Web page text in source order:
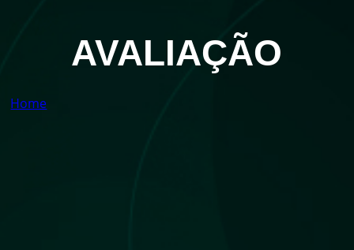
AVALIAÇÃO
Home